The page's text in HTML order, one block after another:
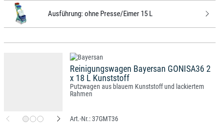
Ausführung: ohne Presse/Eimer 15 L
Reinigungswagen Bayersan GONISA36 2
x 18 L Kunststoff
Putzwagen aus blauem Kunststoff und lackiertem
Rahmen
37GMT36